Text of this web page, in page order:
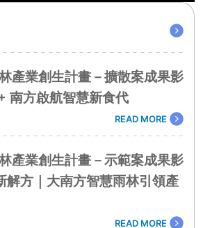
產業創生計畫－擴散案成果影
南方啟航智慧新食代
READ MORE
產業創生計畫－示範案成果影
解方｜大南方智慧雨林引領產
READ MORE